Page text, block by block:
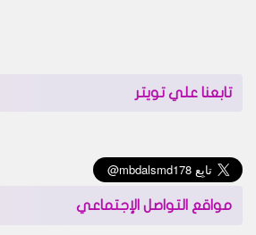
تابعنا علي تويتر
مواقع التواصل الإجتماعي